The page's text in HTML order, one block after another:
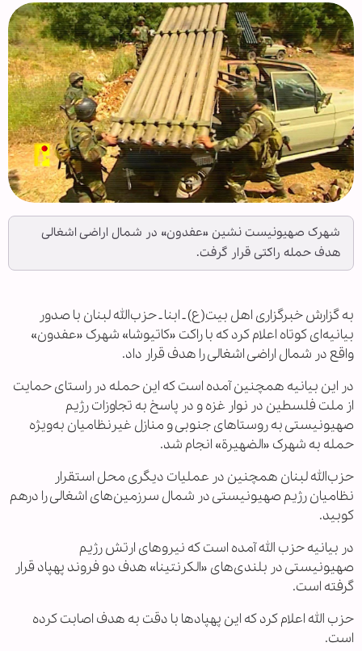
شهرک صهیونیست نشین «عفدون» در شمال اراضی اشغالی
هدف حمله راکتی قرار گرفت.
به گزارش خبرگزاری اهل بیت(ع) ـ ابنا ـ حزب‌الله لبنان با صدور
بیانیه‌ای کوتاه اعلام کرد که با راکت «کاتیوشا» شهرک «عفدون»
واقع در شمال اراضی اشغالی را هدف قرار داد.
در این بیانیه همچنین آمده است که این حمله در راستای حمایت
از ملت فلسطین در نوار غزه و در پاسخ به تجاوزات رژیم
صهیونیستی به روستاهای جنوبی و منازل غیرنظامیان به‌ویژه
حمله به شهرک «الضهیرة» انجام شد.
حزب‌الله لبنان همچنین در عملیات دیگری محل استقرار
نظامیان رژیم صهیونیستی در شمال سرزمین‌های اشغالی را درهم
کوبید.
در بیانیه حزب الله آمده است که نیروهای ارتش رژیم
صهیونیستی در بلندی‌های «الکرنتینا» هدف دو فروند پهپاد قرار
گرفته است.
حزب الله اعلام کرد که این پهپادها با دقت به هدف اصابت کرده
است.